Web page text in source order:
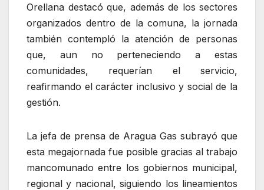
Orellana destacó que, además de los sectores
organizados dentro de la comuna, la jornada
también contempló la atención de personas
que, aun no perteneciendo a estas
comunidades, requerían el servicio,
reafirmando el carácter inclusivo y social de la
gestión.
La jefa de prensa de Aragua Gas subrayó que
esta megajornada fue posible gracias al trabajo
mancomunado entre los gobiernos municipal,
regional y nacional, siguiendo los lineamientos